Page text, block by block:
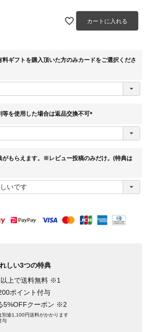
カートに入れる
ギフトを購入頂いた方のみカードをご選択くださ
等を使用した場合は返品交換不可
須
がもらえます。※レビュー投稿のみだけ。(特典は
しい3つの特典
上で送料無料 ※1
ポイント付与
5%OFFクーポン ※2
途1,100円送料がかかります
与